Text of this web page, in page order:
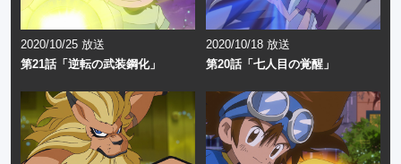
2020/10/25 放送
第21話「逆転の武装鋼化」
2020/10/18 放送
第20話「七人目の覚醒」